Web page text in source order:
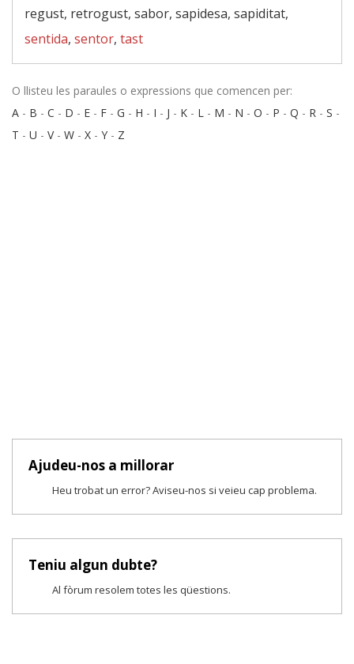
regust, retrogust, sabor, sapidesa, sapiditat,
sentida, sentor, tast
O llisteu les paraules o expressions que comencen per:
A - B - C - D - E - F - G - H - I - J - K - L - M - N - O - P - Q - R - S -
T - U - V- W - X - Y - Z
Ajudeu-nos a millorar
Heu trobat un error? Aviseu-nos si veieu cap problema.
Teniu algun dubte?
Al fòrum resolem totes les qüestions.